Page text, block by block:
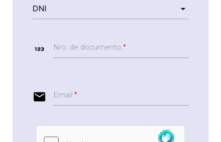
123 Nro. de documento *
email Email *